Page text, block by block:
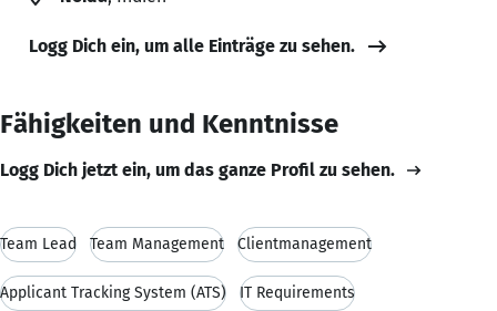
Logg Dich ein, um alle Einträge zu sehen.
Fähigkeiten und Kenntnisse
Logg Dich jetzt ein, um das ganze Profil zu sehen.
Team Lead Team Management Clientmanagement
Applicant Tracking System (ATS) IT Requirements